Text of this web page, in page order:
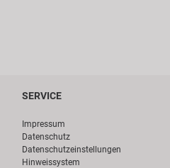
SERVICE
Impressum
Datenschutz
Datenschutzeinstellungen
Hinweissystem